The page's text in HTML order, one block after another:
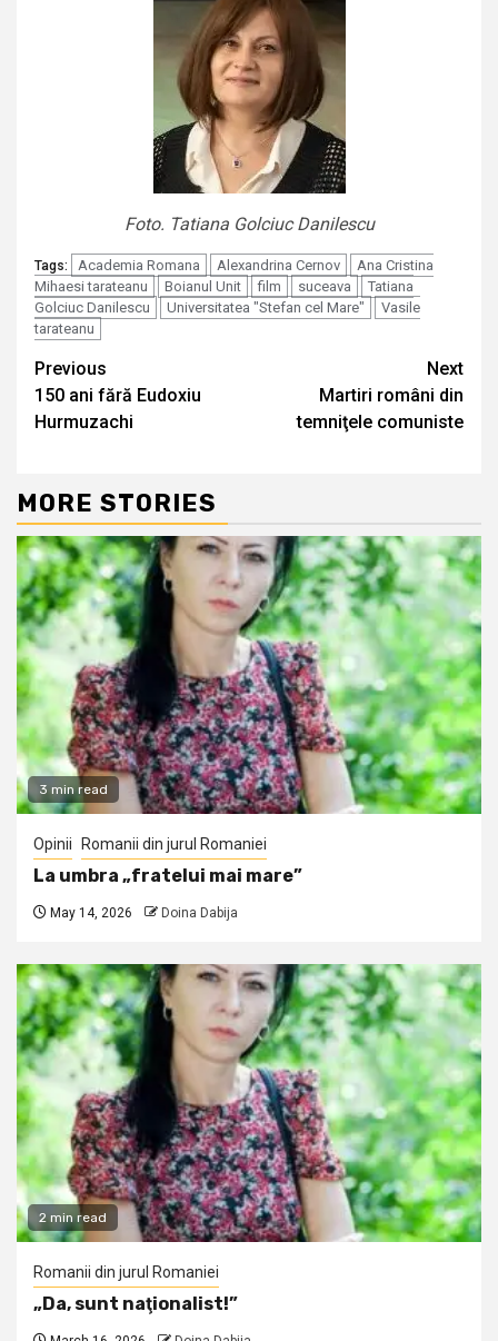
Foto. Tatiana Golciuc Danilescu
Tags: Academia Romana Alexandrina Cernov
Ana Cristina
Mihaesi tarateanu
Boianul Unit film suceava
Tatiana
Golciuc Danilescu
Universitatea "Stefan cel Mare"
Vasile
tarateanu
Continue
Reading
Previous
150 ani fără Eudoxiu
Hurmuzachi
Next
Martiri români din
temniţele comuniste
MORE STORIES
3 min read
Opinii Romanii din jurul Romaniei
La umbra „fratelui mai mare”
May 14, 2026 Doina Dabija
2 min read
Romanii din jurul Romaniei
„Da, sunt naţionalist!”